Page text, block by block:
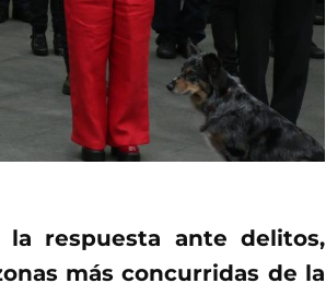
respuesta ante delitos,
más concurridas de la